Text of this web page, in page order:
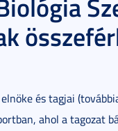
és tagjai
ahol a tagozat